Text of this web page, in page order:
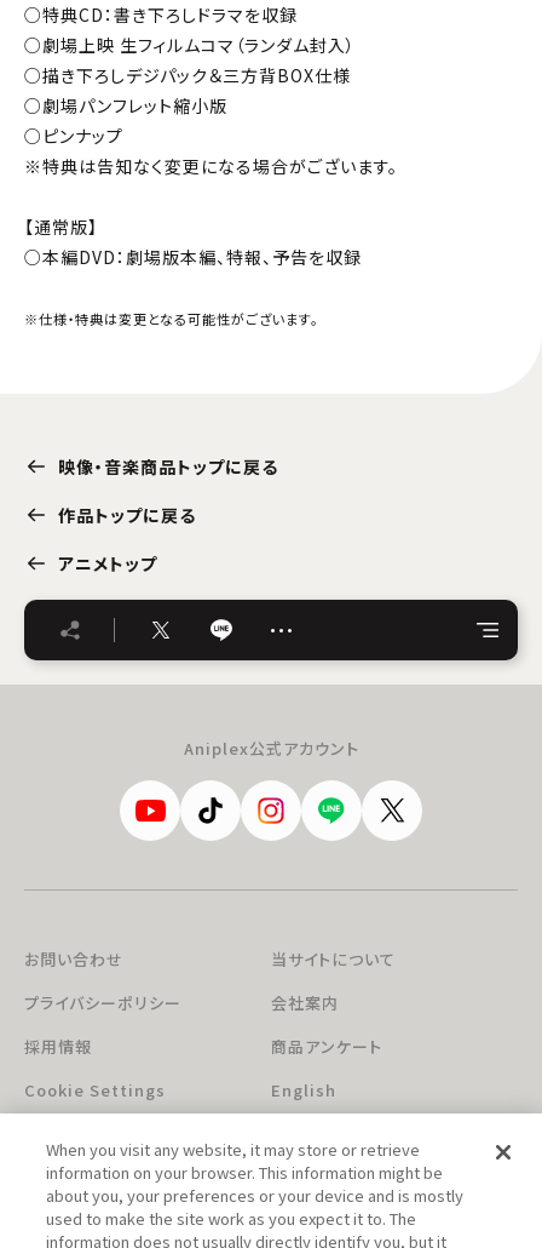
○特典CD：書き下ろしドラマを収録
○劇場上映 生フィルムコマ（ランダム封入）
○描き下ろしデジパック＆三方背BOX仕様
○劇場パンフレット縮小版
○ピンナップ
※特典は告知なく変更になる場合がございます。
【通常版】
○本編DVD：劇場版本編、特報、予告を収録
※仕様・特典は変更となる可能性がございます。
映像・音楽商品トップに戻る
作品トップに戻る
アニメトップ
…
Aniplex公式アカウント
お問い合わせ
当サイトについて
プライバシーポリシー
会社案内
採用情報
商品アンケート
Cookie Settings
English
When you visit any website, it may store or retrieve
information on your browser. This information might be
about you, your preferences or your device and is mostly
used to make the site work as you expect it to. The
information does not usually directly identify you, but it